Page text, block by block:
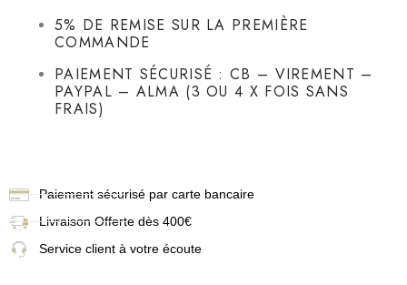
5% DE REMISE SUR LA PREMIÈRE
COMMANDE
PAIEMENT SÉCURISÉ : CB – VIREMENT –
PAYPAL – ALMA (3 OU 4 X FOIS SANS
FRAIS)
Paiement sécurisé par carte bancaire
Livraison Offerte dès 400€
Service client à votre écoute